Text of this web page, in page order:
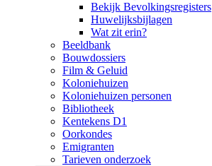
Bekijk Bevolkingsregisters
Huwelijksbijlagen
Wat zit erin?
Beeldbank
Bouwdossiers
Film & Geluid
Koloniehuizen
Koloniehuizen personen
Bibliotheek
Kentekens D1
Oorkondes
Emigranten
Tarieven onderzoek